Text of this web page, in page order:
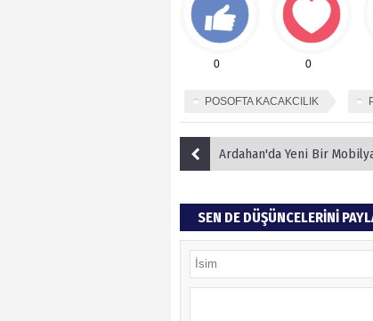
0 0
POSOFTA KACAKCILIK
Ardahan'da Yeni Bir Mobilya Mağazası
SEN DE DÜŞÜNCELERİNİ